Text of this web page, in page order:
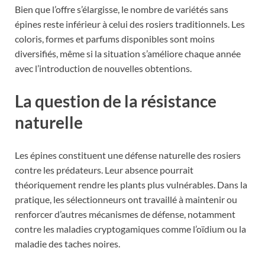
Bien que l’offre s’élargisse, le nombre de variétés sans
épines reste inférieur à celui des rosiers traditionnels. Les
coloris, formes et parfums disponibles sont moins
diversifiés, même si la situation s’améliore chaque année
avec l’introduction de nouvelles obtentions.
La question de la résistance
naturelle
Les épines constituent une défense naturelle des rosiers
contre les prédateurs. Leur absence pourrait
théoriquement rendre les plants plus vulnérables. Dans la
pratique, les sélectionneurs ont travaillé à maintenir ou
renforcer d’autres mécanismes de défense, notamment
contre les maladies cryptogamiques comme l’oïdium ou la
maladie des taches noires.